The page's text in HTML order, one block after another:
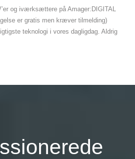
og iværksættere på Amager:DIGITAL
er gratis men kræver tilmelding)
teknologi i vores dagligdag. Aldrig